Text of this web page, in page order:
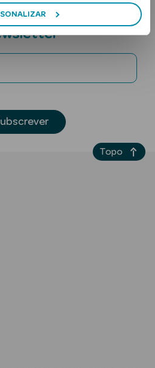
a
Topo